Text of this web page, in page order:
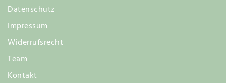
Datenschutz
Impressum
Widerrufsrecht
Team
Kontakt